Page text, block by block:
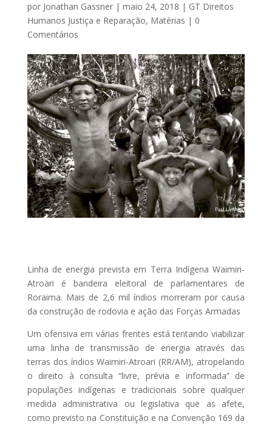
por Jonathan Gassner| maio 24, 2018 | GT Direitos
Humanos Justiça e Reparação, Matérias | 0
Comentários
Linha de energia prevista em Terra Indígena Waimiri-
Atroari é bandeira eleitoral de parlamentares de
Roraima. Mais de 2,6 mil índios morreram por causa
da construção de rodovia e ação das Forças Armadas
Um ofensiva em várias frentes está tentando viabilizar
uma linha de transmissão de energia através das
terras dos índios Waimiri-Atroari (RR/AM), atropelando
o direito à consulta “livre, prévia e informada” de
populações indígenas e tradicionais sobre qualquer
medida administrativa ou legislativa que as afete,
como previsto na Constituição e na Convenção 169 da